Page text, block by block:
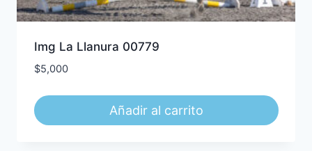
Img La Llanura 00779
$5,000
Añadir al carrito